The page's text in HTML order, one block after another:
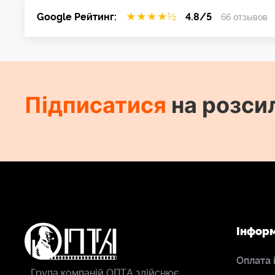
Google Рейтинг: ★ ★ ★ ★½ 4.8/5 66 отзывов
Підписатися на
Група компаній ОПТА здійснює
Оплата